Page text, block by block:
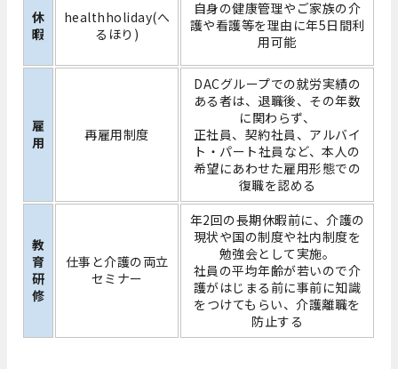
休
暇
healthholiday(へ
るほり)
自身の健康管理やご家族の介
護や看護等を理由に年5日間利
用可能
雇
用
再雇用制度
DACグループでの就労実績の
ある者は、退職後、その年数
に関わらず、
正社員、契約社員、アルバイ
ト・パート社員など、本人の
希望にあわせた雇用形態での
復職を認める
教
育
研
修
仕事と介護の両立
セミナー
年2回の長期休暇前に、介護の
現状や国の制度や社内制度を
勉強会として実施。
社員の平均年齢が若いので介
護がはじまる前に事前に知識
をつけてもらい、介護離職を
防止する